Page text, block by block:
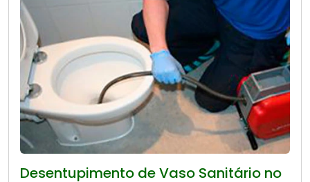
Desentupimento de Vaso Sanitário no